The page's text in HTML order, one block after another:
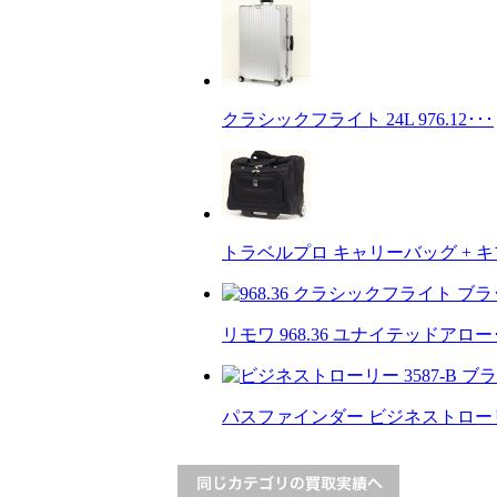
クラシックフライト 24L 976.12･･･
トラベルプロ キャリーバッグ + キ
リモワ 968.36 ユナイテッドアロー
パスファインダー ビジネストロー